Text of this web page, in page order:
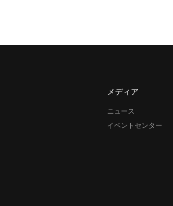
メディア
ニュース
イベントセンター